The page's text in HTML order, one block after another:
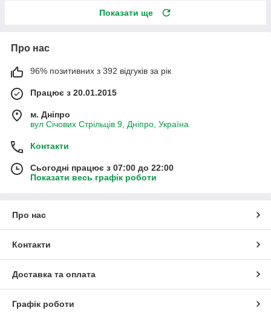
Показати ще
Про нас
96% позитивних з 392 відгуків за рік
Працює з 20.01.2015
м. Дніпро
вул Січових Стрільців 9, Дніпро, Україна
Контакти
Сьогодні працює з 07:00 до 22:00
Показати весь графік роботи
Про нас
Контакти
Доставка та оплата
Графік роботи